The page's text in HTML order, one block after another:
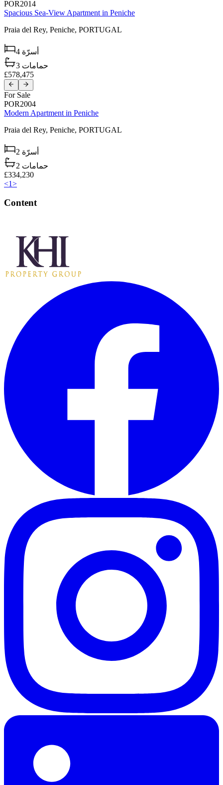
POR2014
Spacious Sea-View Apartment in Peniche
Praia del Rey, Peniche, PORTUGAL
4 أسرّة
3 حمامات
£578,475
For Sale
POR2004
Modern Apartment in Peniche
Praia del Rey, Peniche, PORTUGAL
2 أسرّة
2 حمامات
£334,230
<1>
Content